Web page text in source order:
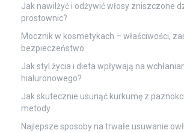
Jak nawilżyć i odżywić włosy zniszczone
prostownic?
Mocznik w kosmetykach – właściwości,
bezpieczeństwo
Jak styl życia i dieta wpływają na
hialuronowego?
Jak skutecznie usunąć kurkumę z
metody
Najlepsze sposoby na trwałe usuwanie